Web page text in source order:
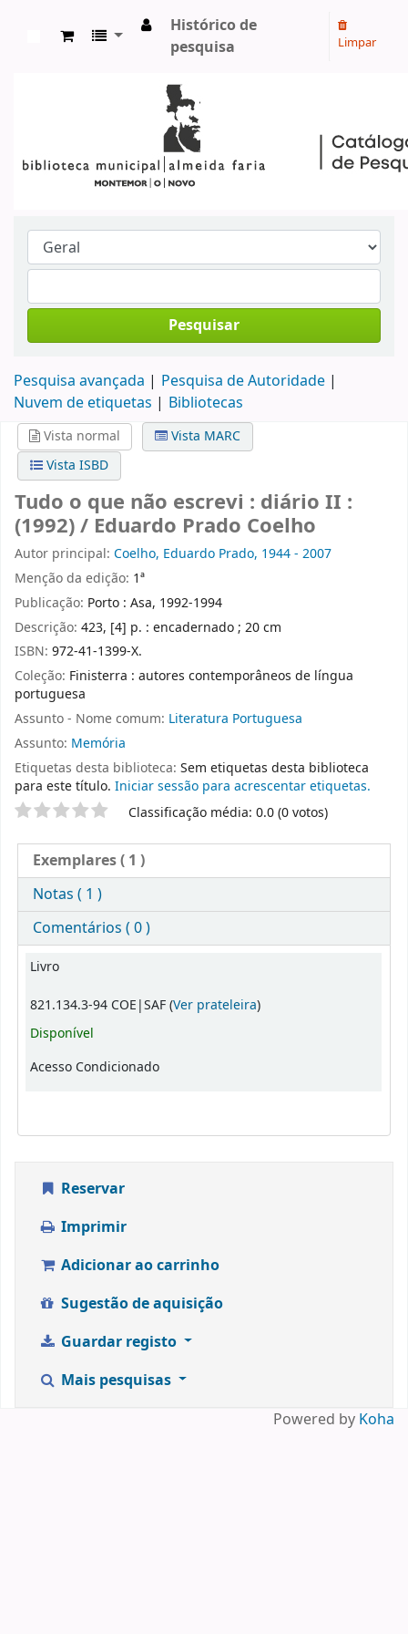
Histórico de
pesquisa
Limpar
Pesquisar
Pesquisa avançada
Pesquisa de Autoridade
Nuvem de etiquetas
Bibliotecas
Vista normal
Vista MARC
Vista ISBD
Tudo o que não escrevi : diário II :
(1992) / Eduardo Prado Coelho
Autor principal: Coelho, Eduardo Prado, 1944 - 2007
Menção da edição: 1ª
Publicação: Porto : Asa, 1992-1994
Descrição: 423, [4] p. : encadernado ; 20 cm
ISBN: 972-41-1399-X.
Coleção: Finisterra : autores contemporâneos de língua
portuguesa
Assunto - Nome comum: Literatura Portuguesa
Assunto: Memória
Etiquetas desta biblioteca: Sem etiquetas desta biblioteca
para este título. Iniciar sessão para acrescentar etiquetas.
Pontuação Classificação média: 0.0 (0 votos)
Exemplares( 1 )
Notas ( 1 )
Comentários ( 0 )
Exemplares
Livro
821.134.3-94 COE|SAF (Ver prateleira(Abre abaixo)
)
Disponível
Acesso Condicionado
Reservar
Imprimir
Adicionar ao carrinho
Sugestão de aquisição
Guardar registo
Mais pesquisas
Powered by Koha